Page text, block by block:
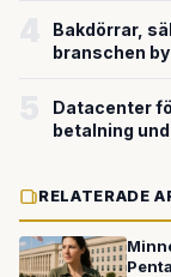
Bakdörrar,
branschen
Datacenter
betalning
RELATERADE